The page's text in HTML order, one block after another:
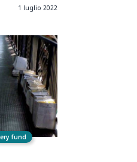
1 luglio 2022
fund